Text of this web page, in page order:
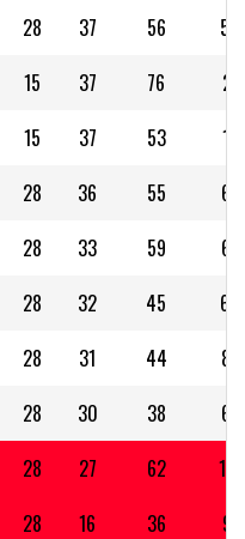
28 37 56
50
15 37 76
21
15 37 53
15
28 36 55
67
28 33 59
68
28 32 45
60
28 31 44
89
28 30 38
63
28 27 62
113
28 16 36 91